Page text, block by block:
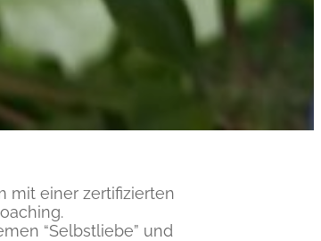
mit einer zertifizierten
“Selbstliebe” und